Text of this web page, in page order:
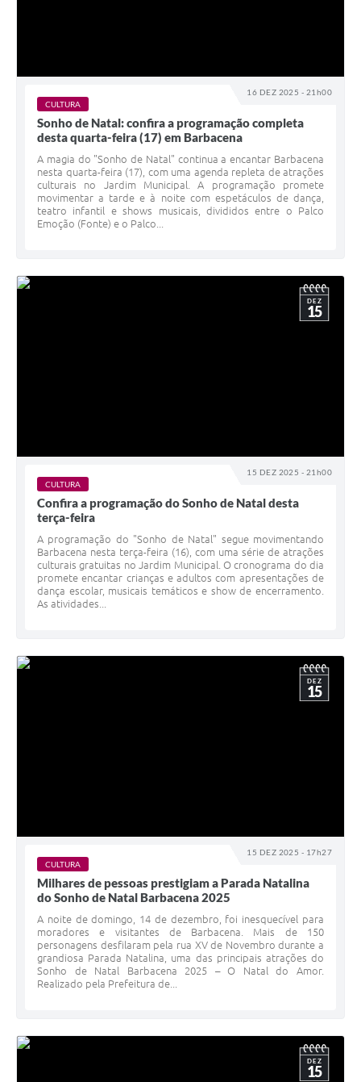
16 DEZ 2025 - 21h00
CULTURA
Sonho de Natal: confira a programação completa
desta quarta-feira (17) em Barbacena
A magia do "Sonho de Natal" continua a encantar Barbacena
nesta quarta-feira (17), com uma agenda repleta de atrações
culturais no Jardim Municipal. A programação promete
movimentar a tarde e à noite com espetáculos de dança,
teatro infantil e shows musicais, divididos entre o Palco
Emoção (Fonte) e o Palco...
15 DEZ 2025 - 21h00
DEZ
15
CULTURA
Confira a programação do Sonho de Natal desta
terça-feira
A programação do "Sonho de Natal" segue movimentando
Barbacena nesta terça-feira (16), com uma série de atrações
culturais gratuitas no Jardim Municipal. O cronograma do dia
promete encantar crianças e adultos com apresentações de
dança escolar, musicais temáticos e show de encerramento.
As atividades...
15 DEZ 2025 - 17h27
DEZ
15
CULTURA
Milhares de pessoas prestigiam a Parada Natalina
do Sonho de Natal Barbacena 2025
A noite de domingo, 14 de dezembro, foi inesquecível para
moradores e visitantes de Barbacena. Mais de 150
personagens desfilaram pela rua XV de Novembro durante a
grandiosa Parada Natalina, uma das principais atrações do
Sonho de Natal Barbacena 2025 – O Natal do Amor.
Realizado pela Prefeitura de...
DEZ
15